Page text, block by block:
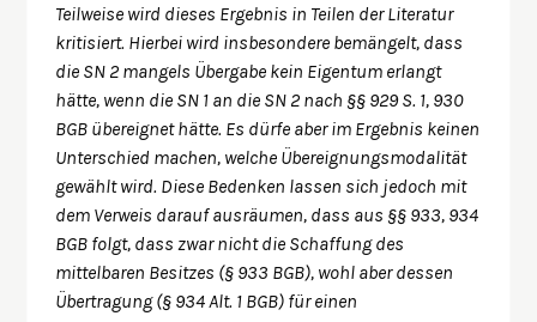
Teilweise wird dieses Ergebnis in Teilen der Literatur
kritisiert. Hierbei wird insbesondere bemängelt, dass
die SN 2 mangels Übergabe kein Eigentum erlangt
hätte, wenn die SN 1 an die SN 2 nach §§ 929 S. 1, 930
BGB übereignet hätte. Es dürfe aber im Ergebnis keinen
Unterschied machen, welche Übereignungsmodalität
gewählt wird. Diese Bedenken lassen sich jedoch mit
dem Verweis darauf ausräumen, dass aus §§ 933, 934
BGB folgt, dass zwar nicht die Schaffung des
mittelbaren Besitzes (§ 933 BGB), wohl aber dessen
Übertragung (§ 934 Alt. 1 BGB) für einen